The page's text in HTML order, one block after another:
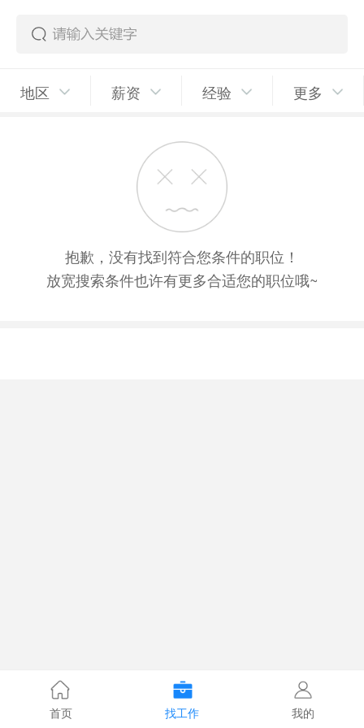
地区 薪资 经验 更多
抱歉，没有找到符合您条件的职位！
放宽搜索条件也许有更多合适您的职位哦~
首页 找工作 我的